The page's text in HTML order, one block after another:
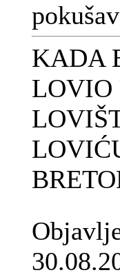
KADA
LOVIO